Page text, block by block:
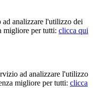
analizzare l'utilizzo dei
migliore per tutti: clicca qui
ad analizzare l'utilizzo
migliore per tutti: clicca